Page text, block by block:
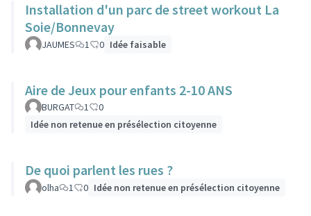
Installation d'un parc de street workout La
Soie/Bonnevay
JAUMES 1 0 Idée faisable
Aire de Jeux pour enfants 2-10 ANS
BURGAT 1
0
Idée non retenue en présélection citoyenne
De quoi parlent les rues ?
olha 1 0 Idée non retenue en présélection citoyenne